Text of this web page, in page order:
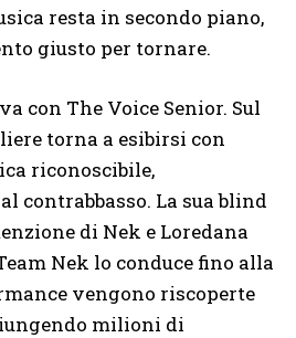
resta in secondo piano,
giusto per tornare.
con The Voice Senior. Sul
torna a esibirsi con
riconoscibile,
contrabbasso. La sua blind
di Nek e Loredana
Nek lo conduce fino alla
vengono riscoperte
milioni di